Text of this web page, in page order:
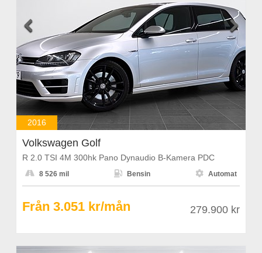
 
2016
Volkswagen Golf
R 2.0 TSI 4M 300hk Pano Dynaudio B-Kamera PDC
 8 526 mil  Bensin  Automat
Från 3.051 kr/mån 279.900 kr